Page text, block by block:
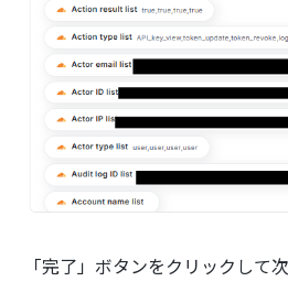
「完了」ボタンをクリックして